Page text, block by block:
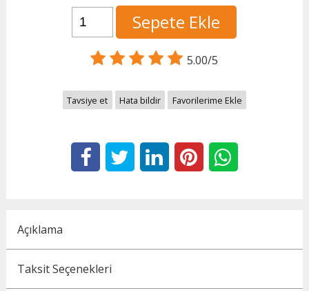
Sepete Ekle
5.00/5
Tavsiye et Hata bildir Favorilerime Ekle
Açıklama
Taksit Seçenekleri